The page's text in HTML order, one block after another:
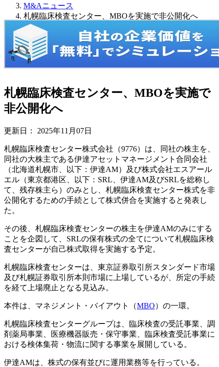
M&Aニュース
札幌臨床検査センター、MBOを実施で非公開化へ
札幌臨床検査センター、MBOを実施で
非公開化へ
更新日： 2025年11月07日
札幌臨床検査センター株式会社（9776）は、同社の株主を、
同社の大株主である伊達アセットマネージメント合同会社
（北海道札幌市、以下：伊達AM）及び株式会社エスアール
エル（東京都港区、以下：SRL、伊達AM及びSRLを総称し
て、残存株主ら）のみとし、札幌臨床検査センター株式を非
公開化するための手続として株式併合を実施すると発表し
た。
その後、札幌臨床検査センターの株主を伊達AMのみにする
ことを企図して、SRLの保有株式の全てについて札幌臨床検
査センターが自己株式取得を実施する予定。
札幌臨床検査センターは、東京証券取引所スタンダード市場
及び札幌証券取引所本則市場に上場しているが、所定の手続
を経て上場廃止となる見込み。
本件は、マネジメント・バイアウト（MBO）の一環。
札幌臨床検査センターグループは、臨床検査の受託事業、調
剤薬局事業、医療機器販売・保守事業、臨床検査受託事業に
おける検体集荷・物流に関する事業を展開している。
伊達AMは、株式の保有並びに運用業務等を行っている。